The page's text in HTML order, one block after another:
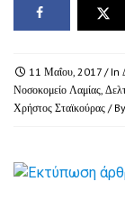
11 Μαΐου, 2017 / In
Νοσοκομείο Λαμίας,
Χρήστος Σταϊκούρας / By